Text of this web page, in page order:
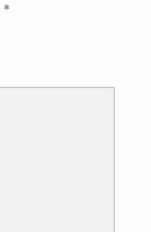
*